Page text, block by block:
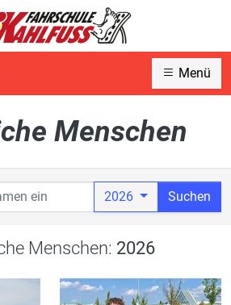
Menü
Menschen
2026 Suchen
Menschen: 2026